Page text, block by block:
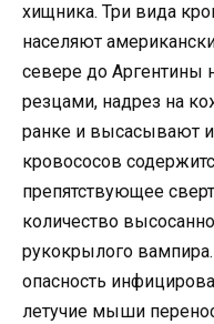
хищника. Три вида
населяют
севере до Аргентины
резцами, надрез на
ранке и высасывают
кровососов
препятствующее
количество
рукокрылого
опасность
летучие мыши